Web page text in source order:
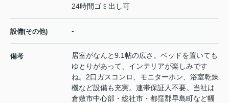
24時間ゴミ出し可
設備(その他) -
備考
居室がなんと9.1帖の広さ。ベッドを置いても
ゆとりがあって、インテリアが楽しみです
ね。2口ガスコンロ、モニターホン、浴室乾燥
機など設備も充実。連帯保証人不要。当社は
倉敷市中心部・総社市・都窪郡早島町など幅